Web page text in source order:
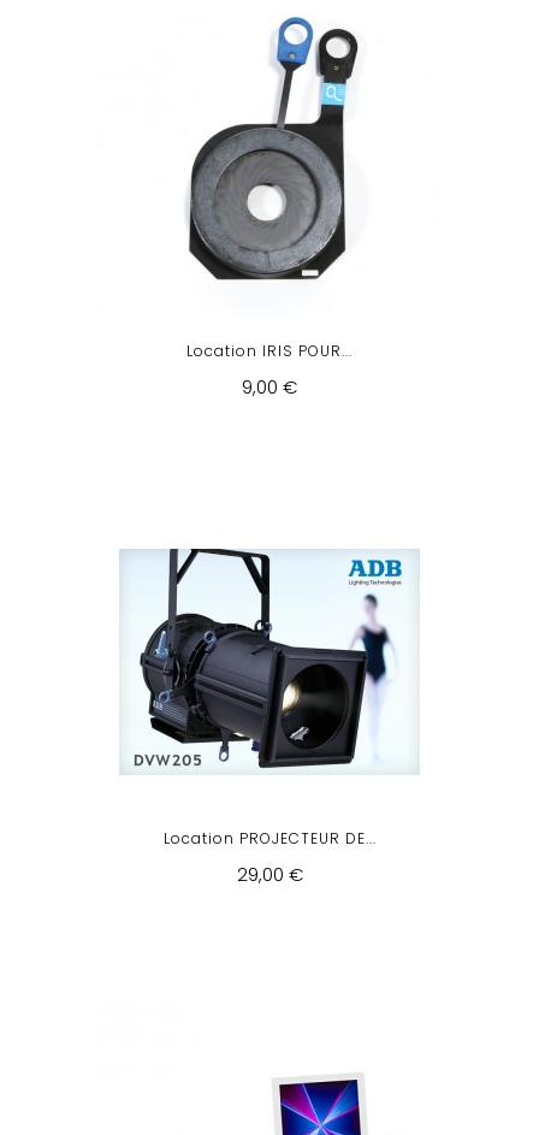
Location IRIS POUR...
9,00 €
Location PROJECTEUR DE...
29,00 €